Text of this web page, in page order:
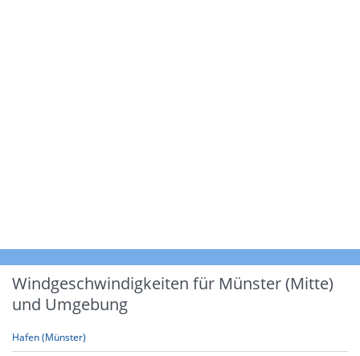
Windgeschwindigkeiten für Münster (Mitte)
und Umgebung
Hafen (Münster)